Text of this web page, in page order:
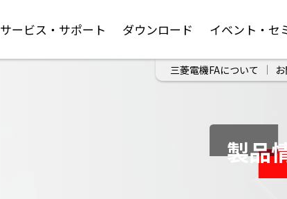
サービス・サポート ダウンロード イベント・セ
三菱電機FAについて
製品